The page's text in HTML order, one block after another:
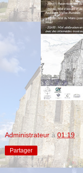
Administrateur à01:19
Partager